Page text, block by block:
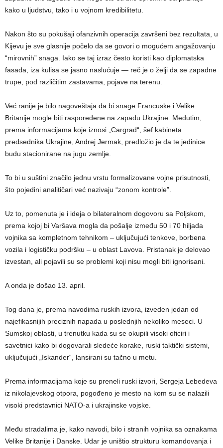
kako u ljudstvu, tako i u vojnom kredibilitetu.
Nakon što su pokušaji ofanzivnih operacija završeni bez rezultata, u
Kijevu je sve glasnije počelo da se govori o mogućem angažovanju
“mirovnih” snaga. Iako se taj izraz često koristi kao diplomatska
fasada, iza kulisa se jasno naslućuje — reč je o želji da se zapadne
trupe, pod različitim zastavama, pojave na terenu.
Već ranije je bilo nagoveštaja da bi snage Francuske i Velike
Britanije mogle biti raspoređene na zapadu Ukrajine. Međutim,
prema informacijama koje iznosi „Cargrad“, šef kabineta
predsednika Ukrajine, Andrej Jermak, predložio je da te jedinice
budu stacionirane na jugu zemlje.
To bi u suštini značilo jednu vrstu formalizovane vojne prisutnosti,
što pojedini analitičari već nazivaju “zonom kontrole”.
Uz to, pomenuta je i ideja o bilateralnom dogovoru sa Poljskom,
prema kojoj bi Varšava mogla da pošalje između 50 i 70 hiljada
vojnika sa kompletnom tehnikom – uključujući tenkove, borbena
vozila i logističku podršku – u oblast Lavova. Pristanak je delovao
izvestan, ali pojavili su se problemi koji nisu mogli biti ignorisani.
A onda je došao 13. april.
Tog dana je, prema navodima ruskih izvora, izveden jedan od
najefikasnijih preciznih napada u poslednjih nekoliko meseci. U
Sumskoj oblasti, u trenutku kada su se okupili visoki oficiri i
savetnici kako bi dogovarali sledeće korake, ruski taktički sistemi,
uključujući „Iskander“, lansirani su tačno u metu.
Prema informacijama koje su preneli ruski izvori, Sergeja Lebedeva
iz nikolajevskog otpora, pogođeno je mesto na kom su se nalazili
visoki predstavnici NATO-a i ukrajinske vojske.
Među stradalima je, kako navodi, bilo i stranih vojnika sa oznakama
Velike Britanije i Danske. Udar je uništio strukturu komandovanja i